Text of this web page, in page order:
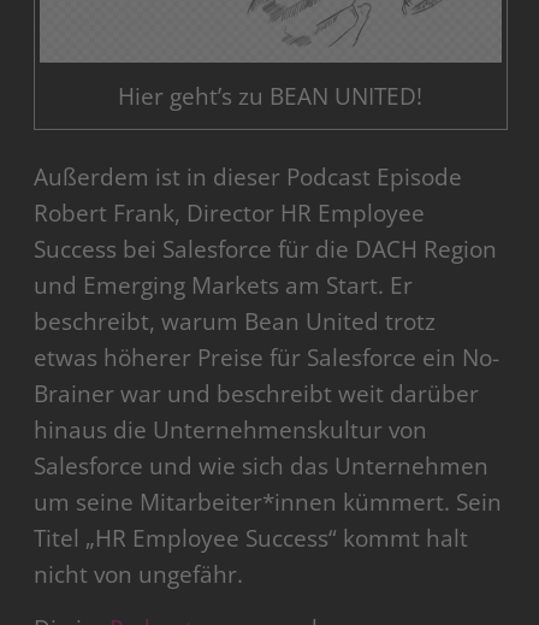
Hier geht’s zu BEAN UNITED!
Außerdem ist in dieser Podcast Episode
Robert Frank, Director HR Employee
Success bei Salesforce für die DACH Region
und Emerging Markets am Start. Er
beschreibt, warum Bean United trotz
etwas höherer Preise für Salesforce ein No-
Brainer war und beschreibt weit darüber
hinaus die Unternehmenskultur von
Salesforce und wie sich das Unternehmen
um seine Mitarbeiter*innen kümmert. Sein
Titel „HR Employee Success“ kommt halt
nicht von ungefähr.